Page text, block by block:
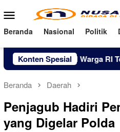
ke
konten
Menu
Mobile
Beranda Nasional Politik
Konten Spesial
Utang Pinjol Warga RI Tembus
Beranda Daerah
Penjagub Hadiri
yang Digelar Polda